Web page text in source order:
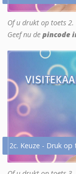
Of u drukt op toets 2.
Geef nu de pincode
2c. Keuze - Druk